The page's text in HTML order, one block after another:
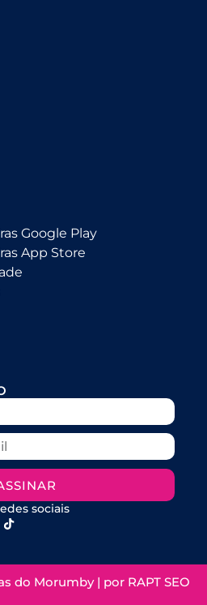
Google Play
App Store
sociais
do Morumby | por RAPT SEO